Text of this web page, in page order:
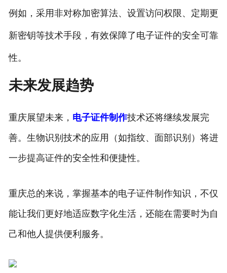
例如，采用非对称加密算法、设置访问权限、定期更
新密钥等技术手段，有效保障了电子证件的安全可靠
性。
未来发展趋势
重庆展望未来， 电子证件制作技术还将继续发展完
善。生物识别技术的应用（如指纹、面部识别）将进
一步提高证件的安全性和便捷性。
重庆总的来说，掌握基本的电子证件制作知识，不仅
能让我们更好地适应数字化生活，还能在需要时为自
己和他人提供便利服务。